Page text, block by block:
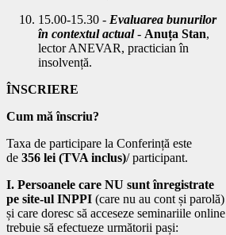
15.00-15.30 - Evaluarea bunurilor
în contextul actual- Anuța Stan,
lector ANEVAR, practician în
insolvență.
ÎNSCRIERE
Cum mă înscriu?
Taxa de participare la Conferință este
de 356 lei (TVA inclus)/ participant.
I. Persoanele care NU sunt înregistrate
pe site-ul INPPI (care nu au cont și parolă)
și care doresc să acceseze seminariile online
trebuie să efectueze următorii pași: